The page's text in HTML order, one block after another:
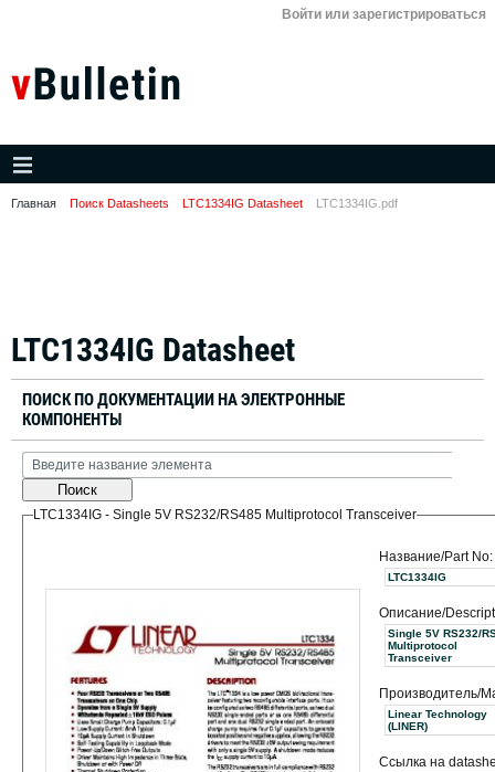
Войти или зарегистрироваться
Главная Поиск Datasheets LTC1334IG Datasheet LTC1334IG.pdf
LTC1334IG Datasheet
ПОИСК ПО ДОКУМЕНТАЦИИ НА ЭЛЕКТРОННЫЕ
КОМПОНЕНТЫ
Поиск
LTC1334IG - Single 5V RS232/RS485 Multiprotocol Transceiver
Название/Part No:
LTC1334IG
Описание/
Single 5V RS232/
Multiprotocol
Transceiver
Производитель/
Linear Technology
(LINER)
Ссылка на